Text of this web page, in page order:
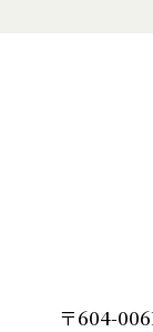
〒604-